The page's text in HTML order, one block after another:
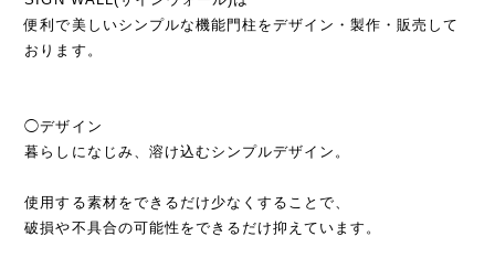
便利で美しいシンプルな機能門柱をデザイン・製作・販売して
おります。
◯デザイン
暮らしになじみ、溶け込むシンプルデザイン。
使用する素材をできるだけ少なくすることで、
破損や不具合の可能性をできるだけ抑えています。